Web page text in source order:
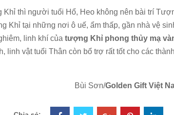
thì người tuổi Hổ, Heo không nên bài trí
Khỉ tại những nơi ô uế, ẩm thấp, gần nhà vệ
linh khí của tượng Khỉ phong thủy mạ
linh vật tuổi Thân còn bổ trợ rất tốt cho các thành
Bùi Sơn/Golden Gift Việt